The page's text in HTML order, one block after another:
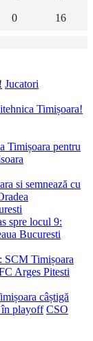
0 16
Jucatori
Timișoara!
Timișoara pentru
si semnează cu
spre locul 9:
Bucuresti
SCM Timișoara
Arges Pitesti
câștigă
în playoff CSO